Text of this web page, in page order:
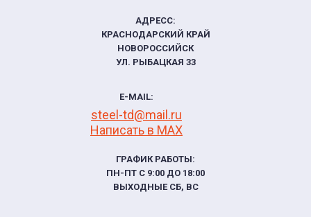
АДРЕСС:
КРАСНОДАРСКИЙ КРАЙ
НОВОРОССИЙСК
УЛ. РЫБАЦКАЯ 33
E-MAIL:
steel-td@mail.ru
Написать в МАХ
ГРАФИК РАБОТЫ:
ПН-ПТ С 9:00 ДО 18:00
ВЫХОДНЫЕ СБ, ВС